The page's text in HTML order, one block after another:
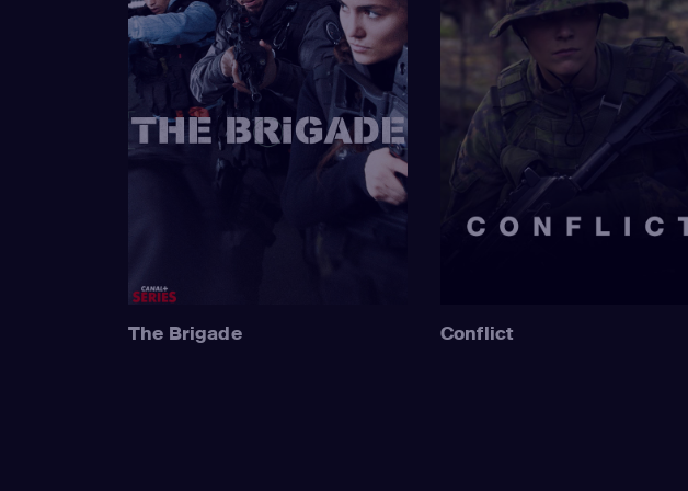
The Brigade Conflict